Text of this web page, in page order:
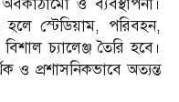
ও ব্যবস্থাপনা।
স্টেডিয়াম, পরিবহন,
চ্যালেঞ্জ তৈরি হবে।
প্রশাসনিকভাবে অত্যন্ত